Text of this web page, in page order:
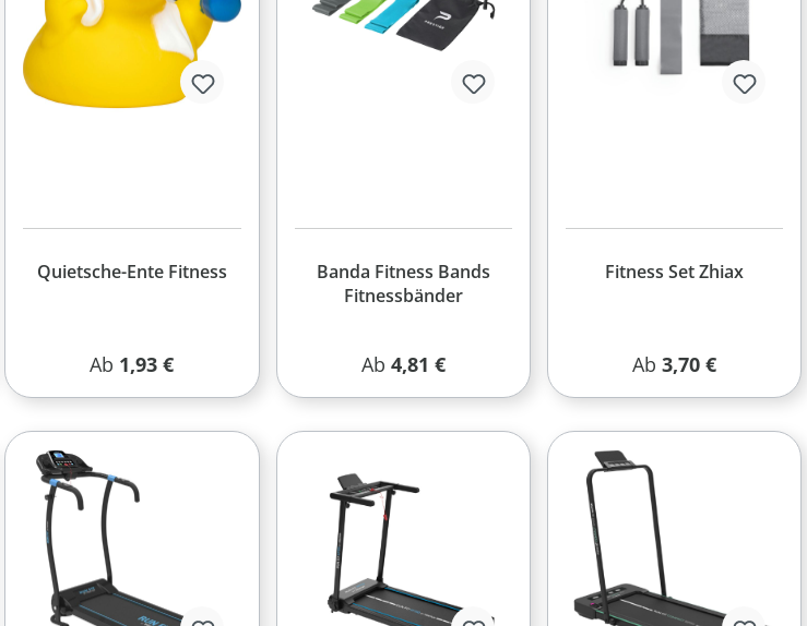
Quietsche-Ente Fitness
Regulärer Preis:
Ab 1,93 €
Banda Fitness Bands
Fitnessbänder
Regulärer Preis:
Ab 4,81 €
Fitness Set Zhiax
Regulärer Preis:
Ab 3,70 €